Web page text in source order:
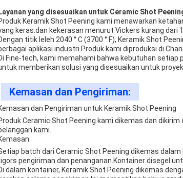
yang disesuaikan untuk Ceramic Shot
Keramik Shot Peening kami menawarkan
keras.dan kekerasan menurut Vickers kurang dari
titik leleh 2040 ° C (3700 ° F), Keramik Shot
aplikasi industri.Produk kami diproduksi di
Fine-tech, kami memahami bahwa kebutuhan setiap
memberikan solusi yang disesuaikan untuk
Kemasan dan Pengiriman:
dan Pengiriman untuk Keramik Shot Peening
Ceramic Shot Peening kami dikemas dan
kami.
batch dari Ceramic Shot Peening dikemas
pengiriman dan penanganan.Kontainer disegel
dalam kontainer, Keramik Shot Peening dikemas